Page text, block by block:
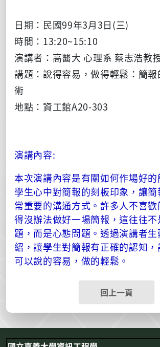
日期：民國99年3月3日(三)
時間：13:20~15:10
演講者：高醫大 心理系 蔡志浩教
講題：說得容易，做得輕鬆：簡
術
地點：資工館A20-303
演講內容:
本次演講內容是有關如何作場好
學生心中對簡報的刻板印象，讓
常重要的溝通方式。許多人不喜
得沒辦法做好一場簡報，這往往不
題，而是心態問題。透過演講者
紹，讓學生對簡報有正確的認知
可以說的容易，做的輕鬆。
回上一頁